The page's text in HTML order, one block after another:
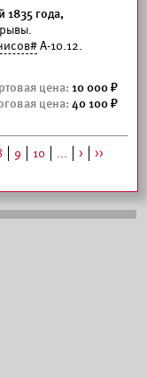
1835 года,
А-10.12.
10 000
40 100
9 10 ... >
>>